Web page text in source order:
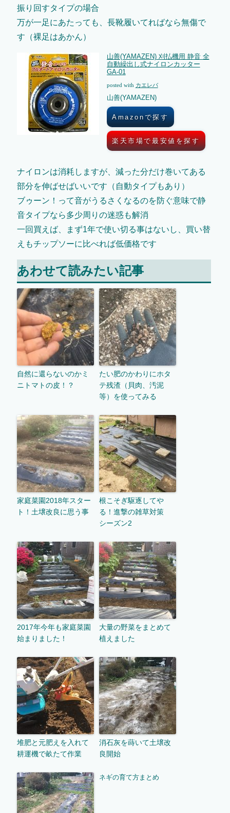
振り回すタイプの場合
万が一足にあたっても、長靴履いてればなら無傷で
す（裸足はあかん）
山善(YAMAZEN) 刈払機用 静音 全
自動繰出し式ナイロンカッター
GA-01
posted with カエレバ
山善(YAMAZEN)
Amazonで探す
楽天市場で最安値を探す
ナイロンは消耗しますが、減った分だけ巻いてある
部分を伸ばせばいいです（自動タイプもあり）
ブゥーン！って音がうるさくなるのを防ぐ意味で静
音タイプなら多少周りの迷惑も解消
一回買えば、まず1年で使い切る事はないし、買い替
えもチップソーに比べれば低価格です
あわせて読みたい記事
自然に還らないのかミ
ニトマトの皮！？
たい肥のかわりにホタ
テ残渣（貝肉、汚泥
等）を使ってみる
家庭菜園2018年スター
ト！土壌改良に思う事
根こそぎ駆逐してや
る！進撃の雑草対策
シーズン2
2017年今年も家庭菜園
始まりました！
大量の野菜をまとめて
植えました
堆肥と元肥えを入れて
耕運機で畝たて作業
消石灰を蒔いて土壌改
良開始
ネギの育て方まとめ